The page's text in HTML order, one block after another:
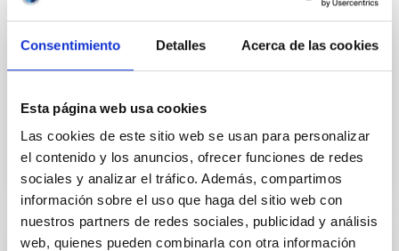
Consentimiento Detalles Acerca de las cookies
Esta página web usa cookies
Las cookies de este sitio web se usan para personalizar
el contenido y los anuncios, ofrecer funciones de redes
sociales y analizar el tráfico. Además, compartimos
información sobre el uso que haga del sitio web con
nuestros partners de redes sociales, publicidad y análisis
web, quienes pueden combinarla con otra información
DOS CONTRATOS PRE-DOCTORALES EN EL IAC (Ref.